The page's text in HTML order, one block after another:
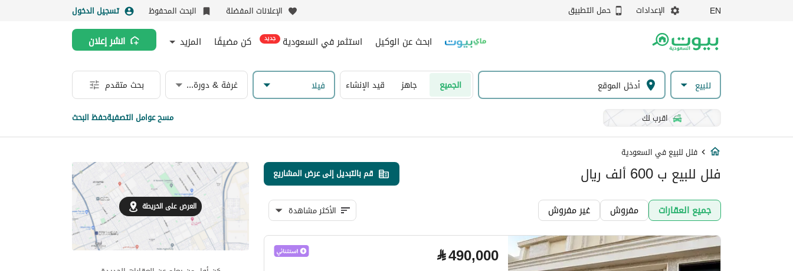
EN الإعدادات حمل التطبيق الإعلانات المفضلة البحث المحفوظ تسجيل الدخول
ابحث عن الوكيل استثمر في السعودية جديد كن مضيفًا المزيد انشر إعلان
للبيع الجميع جاهز قيد الإنشاء فیلا غرفة & دورة مياه بحث متقدم
اقرب لك مسح عوامل التصفيةحفظ البحث
فلل للبيع في السعودية
فلل للبيع ب 600 ألف ريال قم بالتبديل إلى عرض المشاريع
جميع العقارات مفروش غير مفروش الأكثر مشاهدة
⃁490,000
العرض على الخريطة